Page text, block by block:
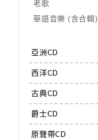
老歌
華語音樂 (含合輯)
亞洲CD
西洋CD
古典CD
爵士CD
原聲帶CD